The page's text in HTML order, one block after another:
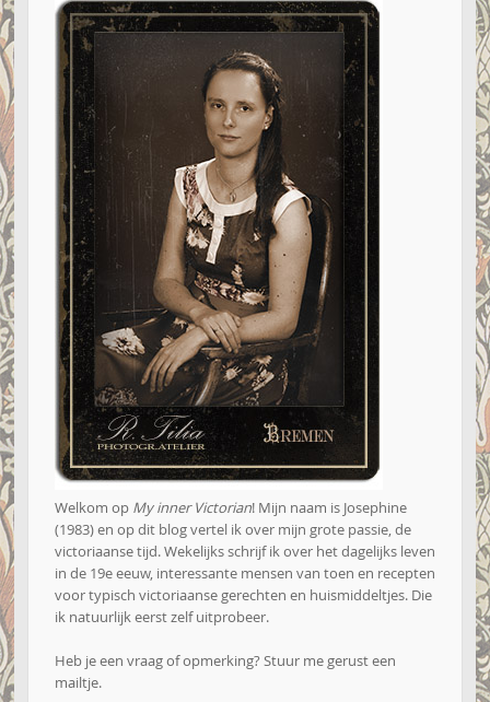
Welkom op My inner Victorian! Mijn naam is Josephine
(1983) en op dit blog vertel ik over mijn grote passie, de
victoriaanse tijd. Wekelijks schrijf ik over het dagelijks leven
in de 19e eeuw, interessante mensen van toen en recepten
voor typisch victoriaanse gerechten en huismiddeltjes. Die
ik natuurlijk eerst zelf uitprobeer.
Heb je een vraag of opmerking? Stuur me gerust een
mailtje.